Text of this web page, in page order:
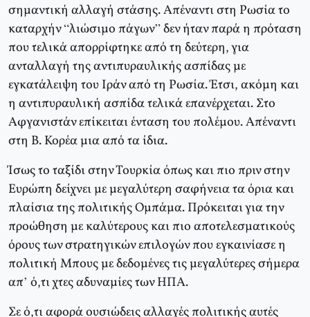
σημαντική αλλαγή στάσης. Απέναντι στη Ρωσία το
καταρχήν “λιώσιμο πάγων” δεν ήταν παρά η πρόταση
που τελικά απορρίφτηκε από τη δεύτερη, για
ανταλλαγή της αντιπυραυλικής ασπίδας με
εγκατάλειψη του Ιράν από τη Ρωσία. Έτσι, ακόμη και
η αντιπυραυλική ασπίδα τελικά επανέρχεται. Στο
Αφγανιστάν επίκειται ένταση του πολέμου. Απέναντι
στη Β. Κορέα μια από τα ίδια.
Ίσως το ταξίδι στην Τουρκία όπως και πιο πριν στην
Ευρώπη δείχνει με μεγαλύτερη σαφήνεια τα όρια και
πλαίσια της πολιτικής Ομπάμα. Πρόκειται για την
προώθηση με καλύτερους και πιο αποτελεσματικούς
όρους των στρατηγικών επιλογών που εγκαινίασε η
πολιτική Μπους με δεδομένες τις μεγαλύτερες σήμερα
απ’ ό,τι χτες αδυναμίες των ΗΠΑ.
Σε ό,τι αφορά ουσιώδεις αλλαγές πολιτικής αυτές